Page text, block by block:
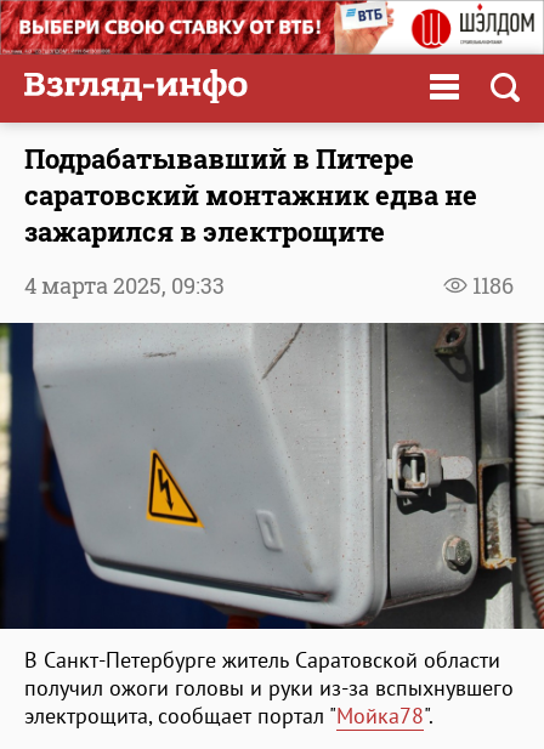
Подрабатывавший в Питере
саратовский монтажник едва не
зажарился в электрощите
1186
4 марта 2025, 09:33
В Санкт-Петербурге житель Саратовской области
получил ожоги головы и руки из-за вспыхнувшего
электрощита, сообщает портал "Мойка78".